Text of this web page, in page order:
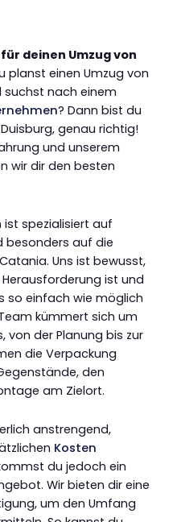
deinen Umzug von
planst einen Umzug von
suchst nach einem
? Dann bist du
genau richtig!
und unserem
wir dir den besten
ist spezialisiert auf
besonders auf die
Uns ist bewusst,
ist und
so einfach wie möglich
kümmert sich um
von der Planung bis zur
die Verpackung
den
am Zielort.
anstrengend,
Kosten
du jedoch ein
Wir bieten dir eine
um den Umfang